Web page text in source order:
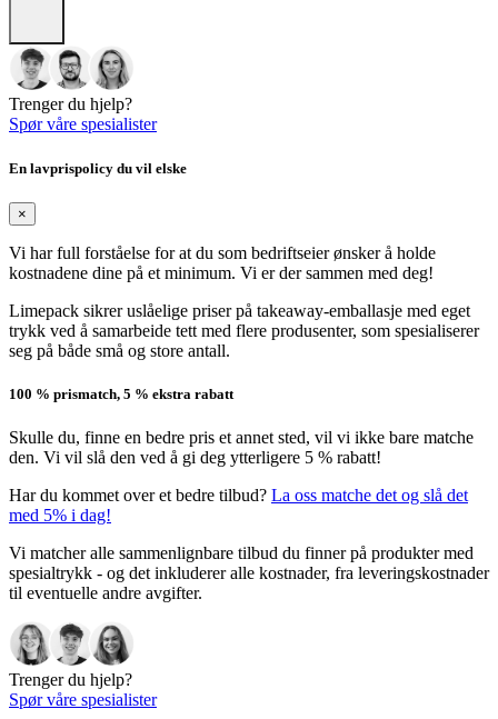
Trenger du hjelp?
Spør våre spesialister
En lavprispolicy du vil elske
×
Vi har full forståelse for at du som bedriftseier ønsker å holde
kostnadene dine på et minimum. Vi er der sammen med deg!
Limepack sikrer uslåelige priser på takeaway-emballasje med eget
trykk ved å samarbeide tett med flere produsenter, som spesialiserer
seg på både små og store antall.
100 % prismatch, 5 % ekstra rabatt
Skulle du, finne en bedre pris et annet sted, vil vi ikke bare matche
den. Vi vil slå den ved å gi deg ytterligere 5 % rabatt!
Har du kommet over et bedre tilbud? La oss matche det og slå det
med 5% i dag!
Vi matcher alle sammenlignbare tilbud du finner på produkter med
spesialtrykk - og det inkluderer alle kostnader, fra leveringskostnader
til eventuelle andre avgifter.
Trenger du hjelp?
Spør våre spesialister